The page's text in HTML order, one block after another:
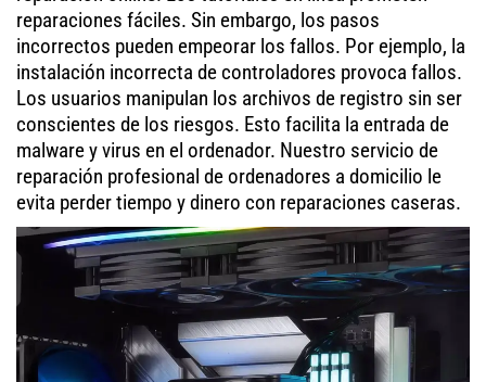
reparaciones fáciles. Sin embargo, los pasos
incorrectos pueden empeorar los fallos. Por ejemplo, la
instalación incorrecta de controladores provoca fallos.
Los usuarios manipulan los archivos de registro sin ser
conscientes de los riesgos. Esto facilita la entrada de
malware y virus en el ordenador. Nuestro servicio de
reparación profesional de ordenadores a domicilio le
evita perder tiempo y dinero con reparaciones caseras.